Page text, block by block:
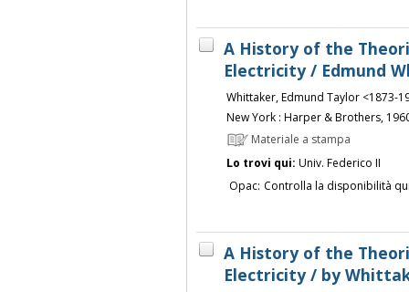
A History of the
Electricity / Edmund
Whittaker, Edmund Taylor <1873-
New York : Harper & Brothers,
Materiale a stampa
Lo trovi qui: Univ. Federico II
Opac: Controlla la disponibilità
A History of the
Electricity / by